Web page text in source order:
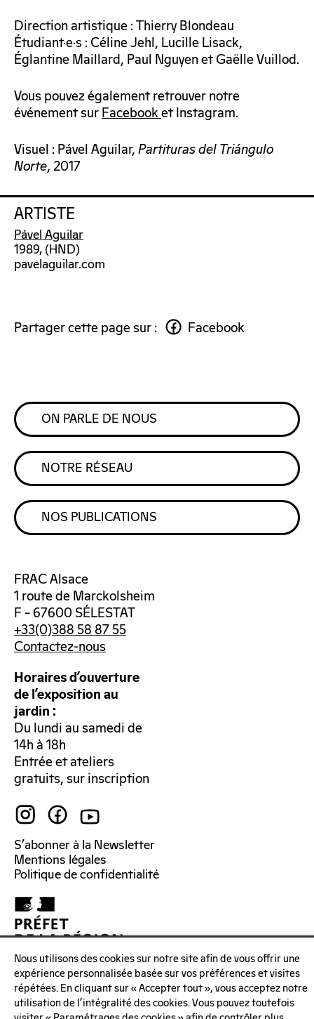
Direction artistique : Thierry Blondeau
Étudiant·e·s : Céline Jehl, Lucille Lisack,
Églantine Maillard, Paul Nguyen et Gaëlle Vuillod.
Vous pouvez également retrouver notre
événement surFacebooket Instagram.
Visuel : Pável Aguilar,Partituras del Triángulo
Norte, 2017
ARTISTE
Pável Aguilar
1989, (HND)
pavelaguilar.com
Partager cette page sur : Facebook
ON PARLE DE NOUS
NOTRE RÉSEAU
NOS PUBLICATIONS
FRAC Alsace
1 route de Marckolsheim
F – 67600 SÉLESTAT
+33(0)388 58 87 55
Contactez-nous
Horaires d’ouverture
de l’exposition au
jardin :
Du lundi au samedi de
14h à 18h
Entrée et ateliers
gratuits, sur inscription
S’abonner à la Newsletter
Mentions légales
Politique de confidentialité
Nous utilisons des cookies sur notre site afin de vous offrir une
expérience personnalisée basée sur vos préférences et visites
répétées. En cliquant sur « Accepter tout », vous acceptez notre
utilisation de l'intégralité des cookies. Vous pouvez toutefois